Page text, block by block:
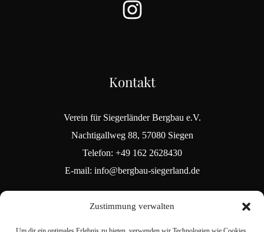
Zustimmung verwalten
Kontakt
Verein für Siegerländer Bergbau e.V.
Nachtigallweg 88, 57080 Siegen
Telefon: +49 162 2628430
E-mail: info@bergbau-siegerland.de